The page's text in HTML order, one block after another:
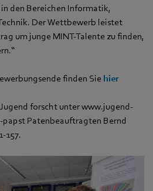
den Bereichen Informatik,
Der Wettbewerb leistet
um junge MINT-Talente zu finden,
finden Sie hier
forscht unter www.jugend-
Patenbeauftragten Bernd
157.